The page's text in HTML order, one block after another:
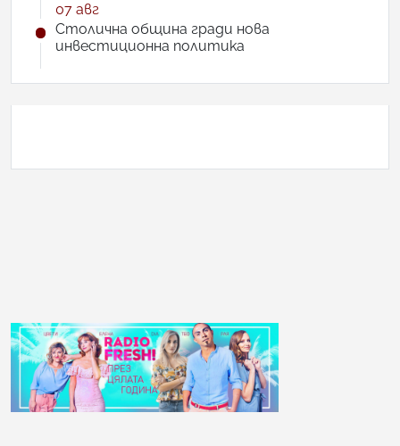
07 авг
Столична община гради нова
инвестиционна политика